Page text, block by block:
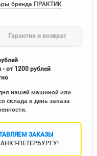
бренда ПРАКТИК
Гарантия и возврат
от 1200 рублей
нашей машиной или
склада в день заказа
ЗАКАЗЫ
ПЕТЕРБУРГУ!